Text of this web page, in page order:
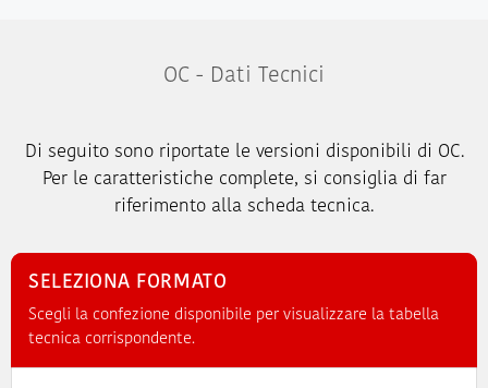
OC - Dati Tecnici
Di seguito sono riportate le versioni disponibili di OC.
Per le caratteristiche complete, si consiglia di far
riferimento alla scheda tecnica.
SELEZIONA FORMATO
Scegli la confezione disponibile per visualizzare la tabella
tecnica corrispondente.